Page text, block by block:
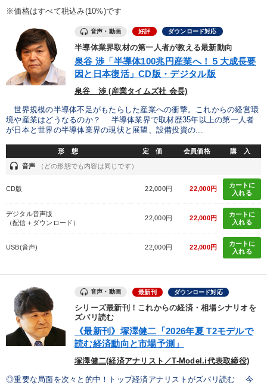
優秀各社の智恵と戦略 事業家のロマンと経営
若手異才経営者の発想
リーダーの器量を学ぶ
テーマ
最新刊・戦略参謀ChatGPT実戦法と中小企業のDXと講話ご案内
経済・景気・相場予測
「利上げ時代の最新・銀行対策」＋「不動産市況予測」＋「市場
【最新刊】精神科医・和田秀樹の「老いない力」＋健康な社長と
会社をつくる厳選講話
社員が自律的に動き出す組織づくり
※価格はすべて税込み(10%)です
音声・動画 好評 ダウンロード対応
半導体業界取材の第一人者が教える最新動向
泉谷 渉「半導体100兆円産業へ！５大成長要
因と日本復活」CD版・デジタル版
泉谷 渉 (産業タイムズ社 会長)
世界規模の半導体不足がもたらした産業への衝撃。これからの経営環
境や産業はどうなるのか？ 半導体業界で取材歴35年以上の第一人者
が日本と世界の半導体業界の現状と展望、設備投資の...
形 態 定 価 会員価格 購 入
headset 音声 （どの形態でも内容は同じです）
CD版 22,000円 22,000円
カートに
入れる
デジタル音声版
（配信＋ダウンロード）
22,000円 22,000円
カートに
入れる
USB(音声) 22,000円 22,000円
カートに
入れる
音声・動画 最新刊 ダウンロード対応
シリーズ最新刊！これからの経済・相場シナリオを
ズバリ読む
《最新刊》塚澤健二「2026年夏 T2モデルで
読む経済動向と市場予測」
塚澤健二(経済アナリスト／T-Model.i代表取締役)
◎重要な局面を次々と的中！トップ経済アナリストがズバリ読む 今